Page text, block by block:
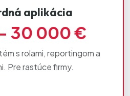
aplikácia
30 000 €
s rolami, reportingom a
Pre rastúce firmy.